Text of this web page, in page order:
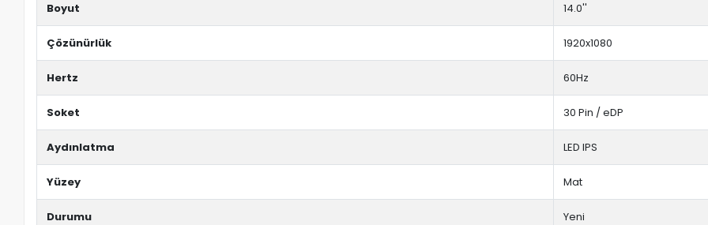
Boyut 14.0''
Çözünürlük 1920x1080
Hertz 60Hz
Soket 30 Pin / eDP
Aydınlatma LED IPS
Yüzey Mat
Durumu Yeni